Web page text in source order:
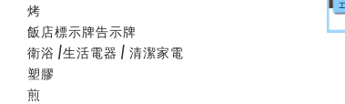
烤
飯店標示牌告示牌
衛浴 /生活電器 / 清潔家電
塑膠
煎